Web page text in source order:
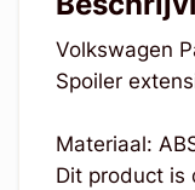
Volkswagen
Spoiler
Materiaal:
Dit product is